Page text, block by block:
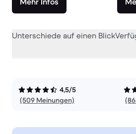
Unterschiede auf einen Blick
4,5/5
(509 Meinungen)